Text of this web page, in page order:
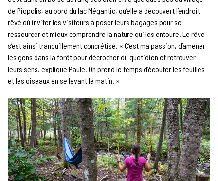
de Piopolis, au bord du lac Mégantic, qu’elle a découvert l’endroit
rêvé où inviter les visiteurs à poser leurs bagages pour se
ressourcer et mieux comprendre la nature qui les entoure. Le rêve
s’est ainsi tranquillement concrétisé. « C’est ma passion, d’amener
les gens dans la forêt pour décrocher du quotidien et retrouver
leurs sens, explique Paule. On prend le temps d’écouter les feuilles
et les oiseaux en se levant le matin. »